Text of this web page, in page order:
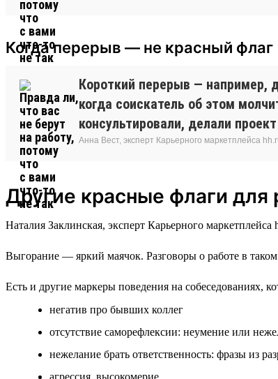
Когда перерыв — не красный флаг
Короткий перерыв — например,
когда соискатель об этом
консультировали, делали
Анна Вест, эксперт Карьерного маркетплейса
Другие красные флаги для
Наталия Заклинская, эксперт Карьерного маркетплейса
Выгорание — яркий маячок. Разговоры о работе в
Есть и другие маркеры поведения на собеседованиях,
негатив про бывших коллег
отсутствие саморефлексии: неумение или
нежелание брать ответственность: фразы из
агрессия, высокомерие